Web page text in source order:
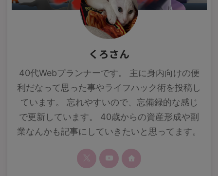
くろさん
40代Webプランナーです。 主に身内向けの便
利だなって思った事やライフハック術を投稿し
ています。 忘れやすいので、忘備録的な感じ
で更新しています。 40歳からの資産形成や副
業なんかも記事にしていきたいと思ってます。